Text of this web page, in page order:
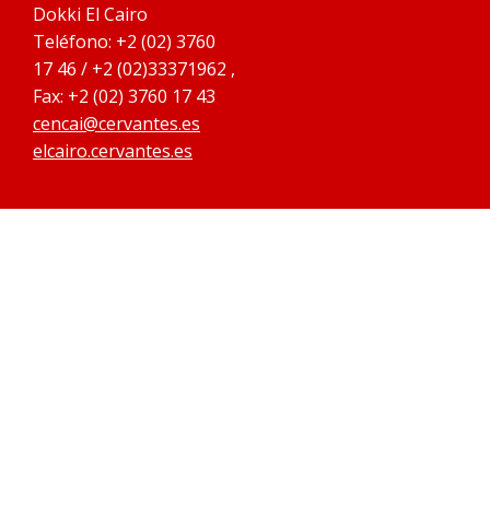
Dokki El Cairo
Teléfono: +2 (02) 3760
17 46 / +2 (02)33371962 ,
Fax: +2 (02) 3760 17 43
cencai@cervantes.es
elcairo.cervantes.es